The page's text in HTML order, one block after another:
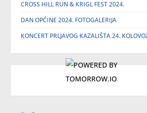
CROSS HILL RUN & KRIGL FEST 2024.
DAN OPĆINE 2024. FOTOGALERIJA
KONCERT PRLJAVOG KAZALIŠTA 24.